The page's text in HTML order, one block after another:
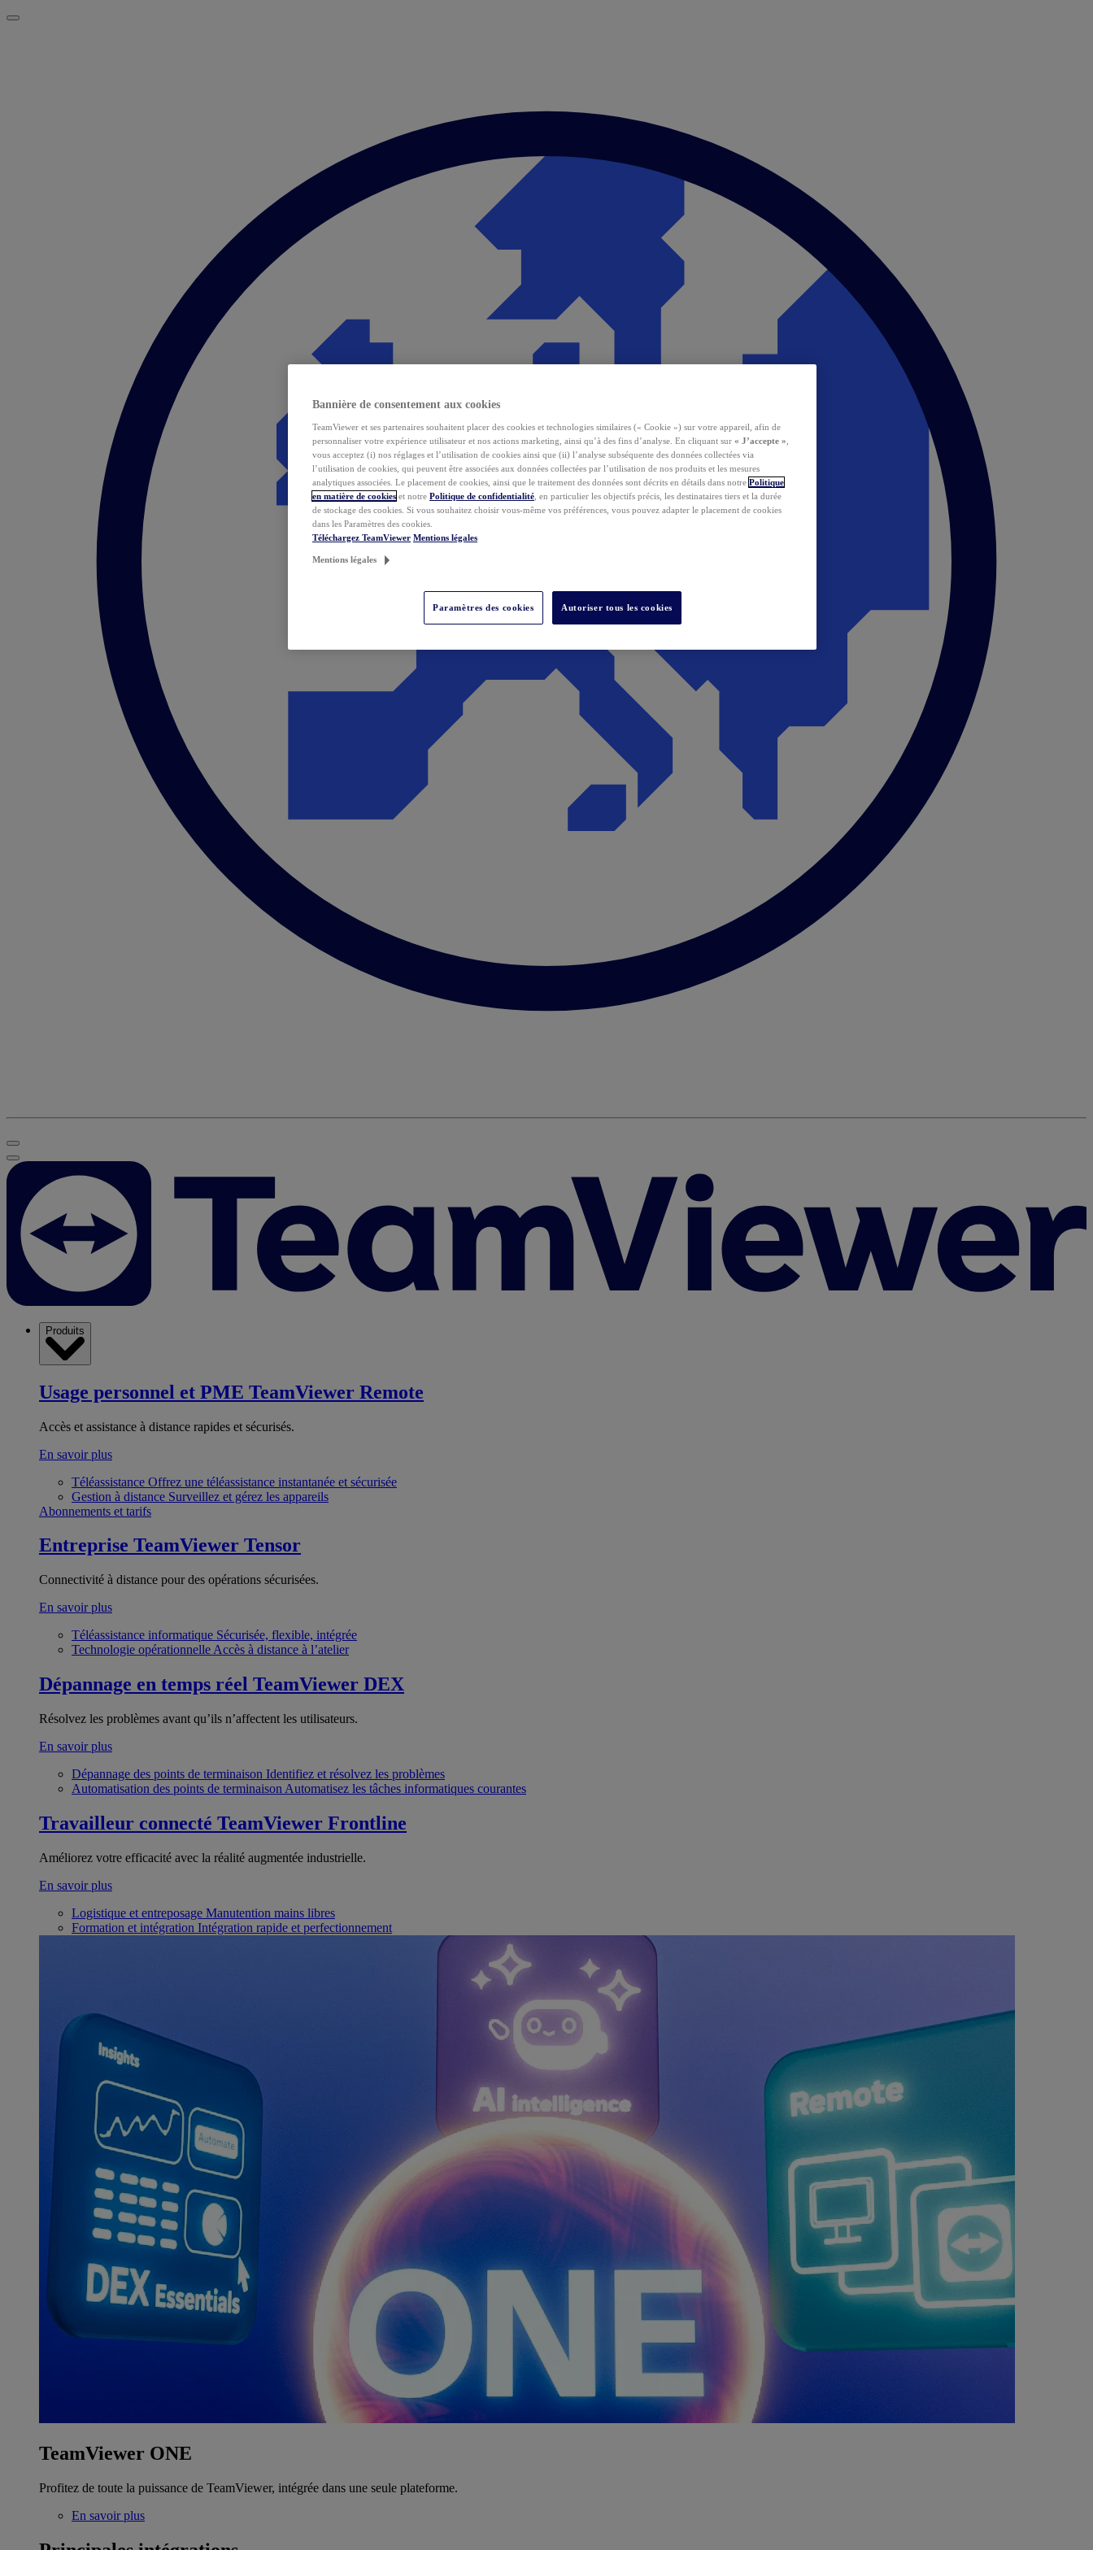
Produits
Usage personnel et PME TeamViewer Remote
Accès et assistance à distance rapides et sécurisés.
En savoir plus
Téléassistance Offrez une téléassistance instantanée et sécurisée
Gestion à distance Surveillez et gérez les appareils
Abonnements et tarifs
Entreprise TeamViewer Tensor
Connectivité à distance pour des opérations sécurisées.
En savoir plus
Téléassistance informatique Sécurisée, flexible, intégrée
Technologie opérationnelle Accès à distance à l’atelier
Dépannage en temps réel TeamViewer DEX
Résolvez les problèmes avant qu’ils n’affectent les utilisateurs.
En savoir plus
Dépannage des points de terminaison Identifiez et résolvez les problèmes
Automatisation des points de terminaison Automatisez les tâches informatiques courantes
Travailleur connecté TeamViewer Frontline
Améliorez votre efficacité avec la réalité augmentée industrielle.
En savoir plus
Logistique et entreposage Manutention mains libres
Formation et intégration Intégration rapide et perfectionnement
TeamViewer ONE
Profitez de toute la puissance de TeamViewer, intégrée dans une seule plateforme.
En savoir plus
Bannière de consentement aux cookies
TeamViewer et ses partenaires souhaitent placer des cookies et technologies similaires (« Cookie ») sur votre appareil, afin de
personnaliser votre expérience utilisateur et nos actions marketing, ainsi qu’à des fins d’analyse. En cliquant sur « J’accepte »
vous acceptez (i) nos réglages et l’utilisation de cookies ainsi que (ii) l’analyse subséquente des données collectées via
l’utilisation de cookies, qui peuvent être associées aux données collectées par l’utilisation de nos produits et les mesures
analytiques associées. Le placement de cookies, ainsi que le traitement des données sont décrits en détails dans notre Politique
en matière de cookies et notre Politique de confidentialité , en particulier les objectifs précis, les destinataires tiers et la durée
de stockage des cookies. Si vous souhaitez choisir vous-même vos préférences, vous pouvez adapter le placement de cookies
dans les Paramètres des cookies.
Téléchargez TeamViewer Mentions légales
Mentions légales
Paramètres des cookies Autoriser tous les cookies